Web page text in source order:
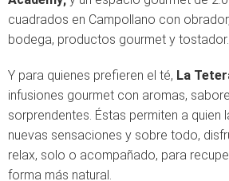
cuadrados en Campollano con
bodega, productos gourmet y tostador.
Y para quienes prefieren el té, La
infusiones gourmet con aromas,
sorprendentes. Éstas permiten a quien
nuevas sensaciones y sobre todo,
relax, solo o acompañado, para
forma más natural.